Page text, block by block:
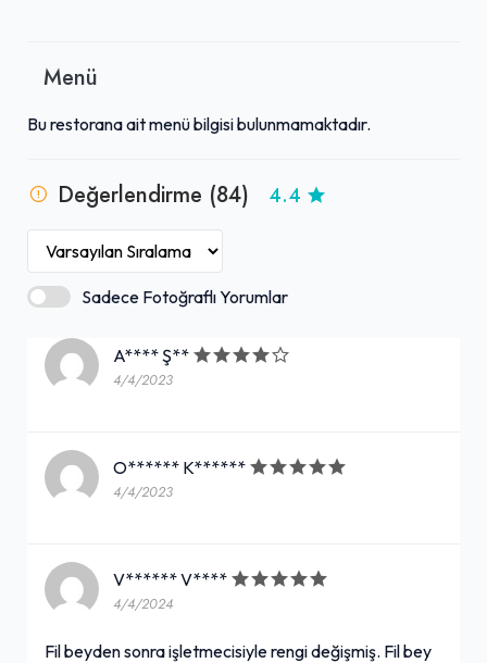
misafirlerinden yüksek beğeni toplamaktadır.
Menü
Bu restorana ait menü bilgisi bulunmamaktadır.
Değerlendirme (84) 4.4
Sadece Fotoğraflı Yorumlar
A**** Ş**
4/4/2023
O****** K******
4/4/2023
V****** V****
4/4/2024
Fil beyden sonra işletmecisiyle rengi değişmiş. Fil bey